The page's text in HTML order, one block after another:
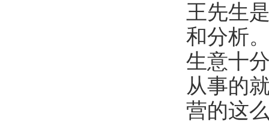
王先生
和分析
生意十
从事的
营的这